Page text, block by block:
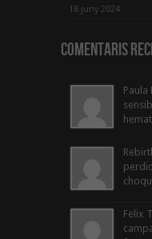
18 juny 2024
Comentaris
Paula
Felix